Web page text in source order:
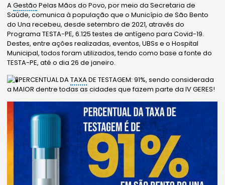
AGestão Pelas Mãos do Povo, por meio da Secretaria de
Saúde, comunica à população que o Município de São Bento
do Una recebeu, desde setembro de 2021, através do
Programa TESTA-PE, 6.125 testes de antígeno para Covid-19.
Destes, entre ações realizadas, eventos, UBSs e o Hospital
Municipal, todos foram utilizados, tendo como base a fonte do
TESTA-PE, até o dia 26 de janeiro.
PERCENTUAL DATAXADE TESTAGEM: 91%, sendo considerada
a MAIOR dentre todas as cidades que fazem parte da IV GERES!